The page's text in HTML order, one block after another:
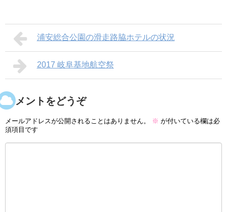
浦安総合公園の滑走路脇ホテルの状況
2017 岐阜基地航空祭
コメントをどうぞ
メールアドレスが公開されることはありません。 ※ が付いている欄は必
須項目です